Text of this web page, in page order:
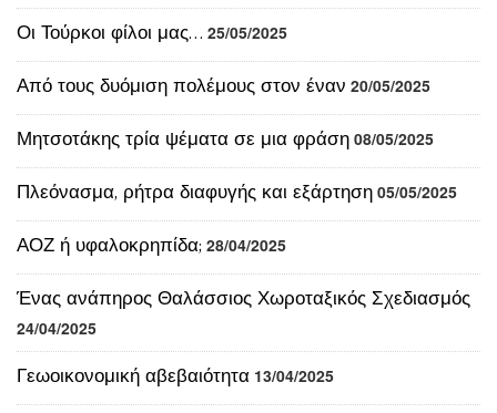
Οι Τούρκοι φίλοι μας… 25/05/2025
Από τους δυόμιση πολέμους στον έναν 20/05/2025
Μητσοτάκης τρία ψέματα σε μια φράση 08/05/2025
Πλεόνασμα, ρήτρα διαφυγής και εξάρτηση 05/05/2025
ΑΟΖ ή υφαλοκρηπίδα; 28/04/2025
Ένας ανάπηρος Θαλάσσιος Χωροταξικός Σχεδιασμός
24/04/2025
Γεωοικονομική αβεβαιότητα 13/04/2025